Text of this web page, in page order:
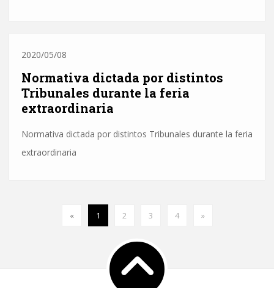
2020/05/08
Normativa dictada por distintos
Tribunales durante la feria
extraordinaria
Normativa dictada por distintos Tribunales durante la feria
extraordinaria
« 1 2 3 4 »